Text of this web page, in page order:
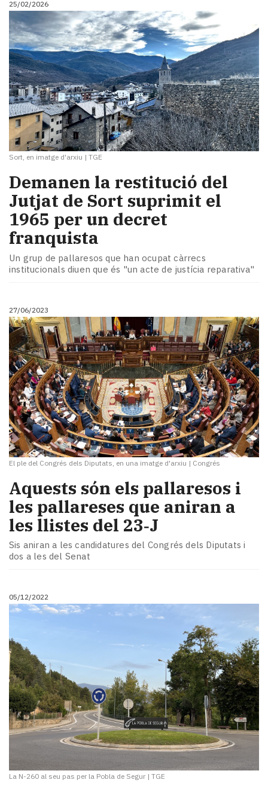
i
turisme
Cultura
Esports
Mai
tant!
TV
i
mitjans
El
temps
Reportatges
Entrevistes
Enquestes
A
escena!
Dis
la
teva!
Subscriptors
del
Pallars
Contingut
patrocinat
Lo
més
llegit...
Editorial
25/02/2026
Sort, en imatge d'arxiu | TGE
​Demanen la restitució del
Jutjat de Sort suprimit el
1965 per un decret
franquista
Un grup de pallaresos que han ocupat càrrecs
institucionals diuen que és "un acte de justícia reparativa"
27/06/2023
El ple del Congrés dels Diputats, en una imatge d'arxiu | Congrés
Aquests són els pallaresos i
les pallareses que aniran a
les llistes del 23‑J
Sis aniran a les candidatures del Congrés dels Diputats i
dos a les del Senat
05/12/2022
La N-260 al seu pas per la Pobla de Segur | TGE